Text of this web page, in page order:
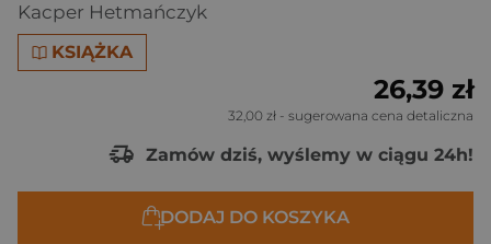
Kacper Hetmańczyk
KSIĄŻKA
26,39 zł
32,00 zł - sugerowana cena detaliczna
Zamów dziś, wyślemy w ciągu 24h!
DODAJ DO KOSZYKA